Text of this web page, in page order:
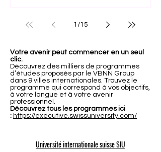
1 /15
Votre avenir peut commencer en un seul
clic.
Découvrez des milliers de programmes
d’études proposés par le VBNN Group
dans 9 villes internationales. Trouvez le
programme qui correspond à vos objectifs,
à votre langue et à votre avenir
professionnel.
Découvrez tous les programmes ici
: https://executive.swissuniversity.com/
Université internationale suisse SIU